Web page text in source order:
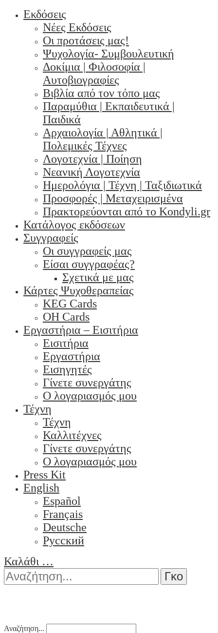
Εκδόσεις
Νέες Εκδόσεις
Οι προτάσεις μας!
Ψυχολογία- Συμβουλευτική
Δοκίμια | Φιλοσοφία |
Αυτοβιογραφίες
Βιβλία από τον τόπο μας
Παραμύθια | Εκπαιδευτικά |
Παιδικά
Αρχαιολογία | Αθλητικά |
Πολεμικές Τέχνες
Λογοτεχνία | Ποίηση
Νεανική Λογοτεχνία
Ημερολόγια | Τέχνη | Ταξιδιωτικά
Προσφορές | Μεταχειρισμένα
Πρακτορεύονται από το Kondyli.gr
Κατάλογος εκδόσεων
Συγγραφείς
Οι συγγραφείς μας
Είσαι συγγραφέας?
Σχετικά με μας
Κάρτες Ψυχοθεραπείας
KEG Cards
OH Cards
Εργαστήρια – Εισιτήρια
Εισιτήρια
Εργαστήρια
Εισηγητές
Γίνετε συνεργάτης
Ο λογαριασμός μου
Τέχνη
Τέχνη
Καλλιτέχνες
Γίνετε συνεργάτης
Ο λογαριασμός μου
Press Kit
English
Español
Français
Deutsche
Pусский
Καλάθι …
Αναζήτηση...